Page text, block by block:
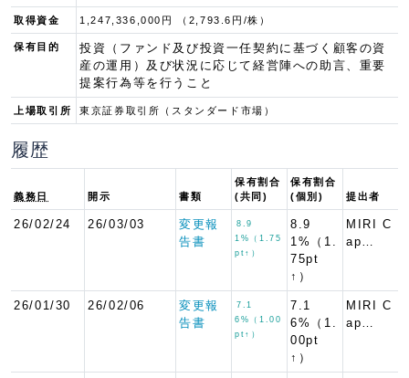
取得資金 1,247,336,000円 （2,793.6円/株）
保有目的
投資（ファンド及び投資一任契約に基づく顧客の資
産の運用）及び状況に応じて経営陣への助言、重要
提案行為等を行うこと
上場取引所 東京証券取引所（スタンダード市場）
履歴
義務日 開示 書類
保有割合
(共同)
保有割合
(個別)
提出者
26/02/24 26/03/03
変更報
告書
8.9
1%（1.75
pt↑）
8.9
1%（1.
75pt
↑）
MIRI C
ap…
26/01/30 26/02/06
変更報
告書
7.1
6%（1.00
pt↑）
7.1
6%（1.
00pt
↑）
MIRI C
ap…